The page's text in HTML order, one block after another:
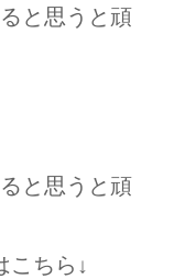
と思うと頑
と思うと頑
こちら↓